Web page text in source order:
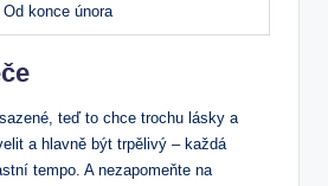
Od konce února
teď to chce trochu lásky a
a hlavně být trpělivý – každá
tempo. A nezapomeňte na